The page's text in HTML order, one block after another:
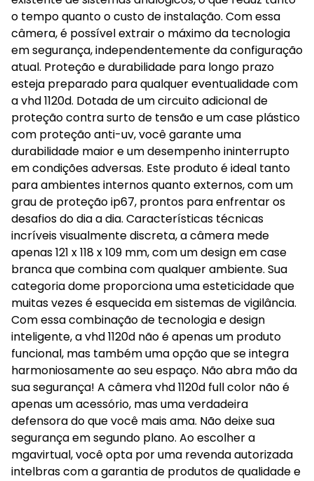
o tempo quanto o custo de instalação. Com essa
câmera, é possível extrair o máximo da tecnologia
em segurança, independentemente da configuração
atual. Proteção e durabilidade para longo prazo
esteja preparado para qualquer eventualidade com
a vhd 1120d. Dotada de um circuito adicional de
proteção contra surto de tensão e um case plástico
com proteção anti-uv, você garante uma
durabilidade maior e um desempenho ininterrupto
em condições adversas. Este produto é ideal tanto
para ambientes internos quanto externos, com um
grau de proteção ip67, prontos para enfrentar os
desafios do dia a dia. Características técnicas
incríveis visualmente discreta, a câmera mede
apenas 121 x 118 x 109 mm, com um design em case
branca que combina com qualquer ambiente. Sua
categoria dome proporciona uma esteticidade que
muitas vezes é esquecida em sistemas de vigilância.
Com essa combinação de tecnologia e design
inteligente, a vhd 1120d não é apenas um produto
funcional, mas também uma opção que se integra
harmoniosamente ao seu espaço. Não abra mão da
sua segurança! A câmera vhd 1120d full color não é
apenas um acessório, mas uma verdadeira
defensora do que você mais ama. Não deixe sua
segurança em segundo plano. Ao escolher a
mgavirtual, você opta por uma revenda autorizada
intelbras com a garantia de produtos de qualidade e